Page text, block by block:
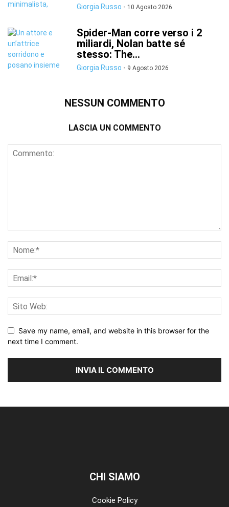
Giorgia Russo - 10 Agosto 2026
Spider-Man corre verso i 2
miliardi, Nolan batte sé
stesso: The...
Giorgia Russo - 9 Agosto 2026
NESSUN COMMENTO
LASCIA UN COMMENTO
Save my name, email, and website in this browser for the
next time I comment.
CHI SIAMO
Cookie Policy